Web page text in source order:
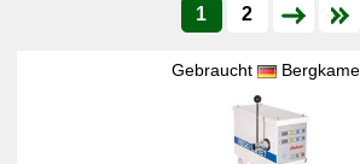
1 2
Gebraucht